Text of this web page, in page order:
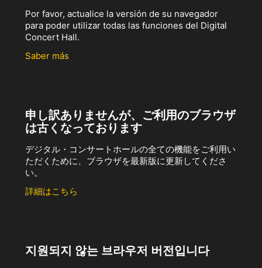
Por favor, actualice la versión de su navegador
para poder utilizar todas las funciones del Digital
Concert Hall.
Saber más
申し訳ありませんが、ご利用のブラウザ
は古くなっております
デジタル・コンサートホールの全ての機能をご利用い
ただくために、ブラウザを最新版に更新してくださ
い。
詳細はこちら
지원되지 않는 브라우저 버전입니다